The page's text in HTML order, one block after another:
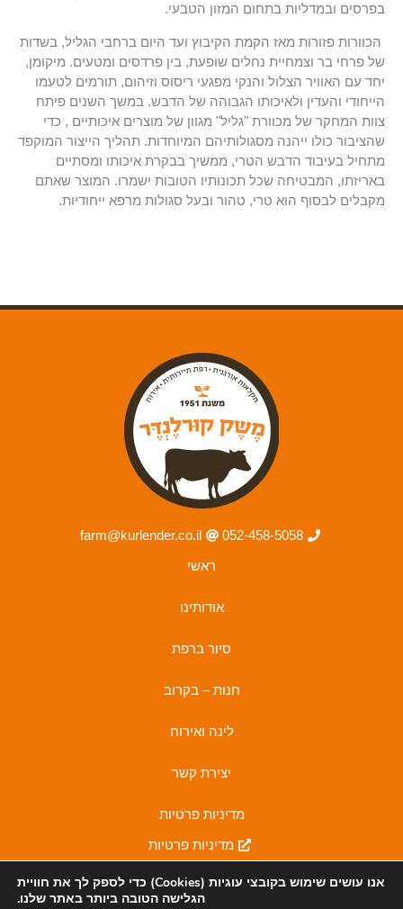
בפרסים ובמדליות בתחום המזון הטבעי.
הכוורות פזורות מאז הקמת הקיבוץ ועד היום ברחבי הגליל, בשדות
של פרחי בר וצמחיית נחלים שופעת, בין פרדסים ומטעים. מיקומן,
יחד עם האוויר הצלול והנקי מפגעי ריסוס וזיהום, תורמים לטעמו
הייחודי והעדין ולאיכותו הגבוהה של הדבש. במשך השנים פיתח
צוות המחקר של מכוורת "גליל" מגוון של מוצרים איכותיים , כדי
שהציבור כולו ייהנה מסגולותיהם המיוחדות. תהליך הייצור המוקפד
מתחיל בעיבוד הדבש הטרי, ממשיך בבקרת איכותו ומסתיים
באריזתו, המבטיחה שכל תכונותיו הטובות ישמרו. המוצר שאתם
מקבלים לבסוף הוא טרי, טהור ובעל סגולות מרפא ייחודיות.
052-458-5058
farm@kurlender.co.il
ראשי
אודותינו
סיור ברפת
חנות – בקרוב
לינה ואירוח
יצירת קשר
מדיניות פרטיות
מדיניות פרטיות
F
a
I
n
אנו עושים שימוש בקובצי עוגיות (Cookies)
כדי לספק לך את חוויית
הגלישה הטובה ביותר באתר שלנו.